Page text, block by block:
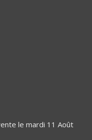
le mardi 11 Août